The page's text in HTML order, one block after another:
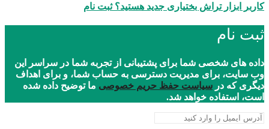
کاربر ابزار تراش بختیاری جدید هستید؟ ثبت نام
ثبت نام
داده های شخصی شما برای پشتیبانی از تجربه شما در سراسر این
وب سایت، برای مدیریت دسترسی به حساب شما، و برای اهداف
دیگری که در سیاست حفظ حریم خصوصی ما توضیح داده شده
است، استفاده خواهد شد.